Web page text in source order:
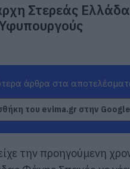
Στερεάς
άρθρα στα
του evima.gr στην Google
την προηγούμενη